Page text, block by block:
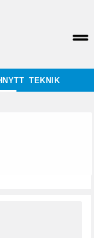
TEKNIK